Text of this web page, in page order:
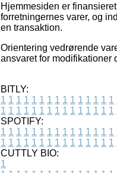
Hjemmesiden er
forretningernes varer, og
en transaktion.
Orientering vedrørende
ansvaret for modifikationer
BITLY:
1 1 1 1 1 1 1 1 1 1 1 1 1 1 1
1 1 1 1 1 1 1 1 1 1 1 1 1 1 1
SPOTIFY:
1 1 1 1 1 1 1 1 1 1 1 1 1 1 1
1 1 1 1 1 1 1 1 1 1 1 1 1 1 1
CUTTLY BIO:
1